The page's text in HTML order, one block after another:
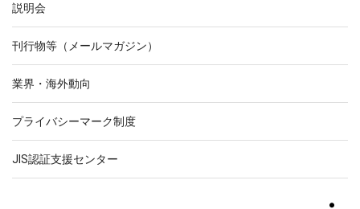
説明会
刊行物等（メールマガジン）
業界・海外動向
プライバシーマーク制度
JIS認証支援センター